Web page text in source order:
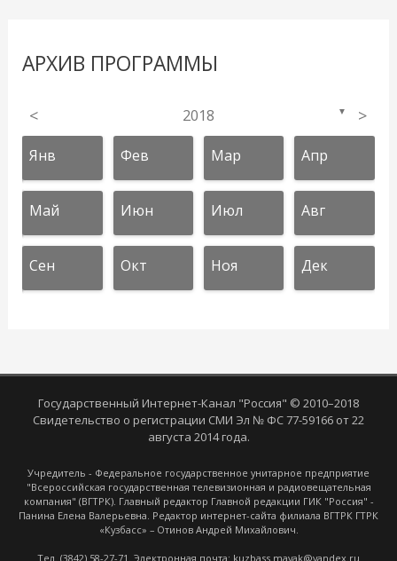
АРХИВ ПРОГРАММЫ
< 2018 ▼ >
Янв Фев Мар Апр
Май Июн Июл Авг
Сен Окт Ноя Дек
Государственный Интернет-Канал "Россия" © 2010–2018
Свидетельство о регистрации СМИ Эл № ФС 77-59166 от 22
августа 2014 года.
Учредитель - Федеральное государственное унитарное предприятие
"Всероссийская государственная телевизионная и радиовещательная
компания" (ВГТРК). Главный редактор Главной редакции ГИК "Россия" -
Панина Елена Валерьевна. Редактор интернет-сайта филиала ВГТРК ГТРК
«Кузбасс» – Отинов Андрей Михайлович.
Тел. (3842) 58-27-71. Электронная почта: kuzbass.mayak@yandex.ru